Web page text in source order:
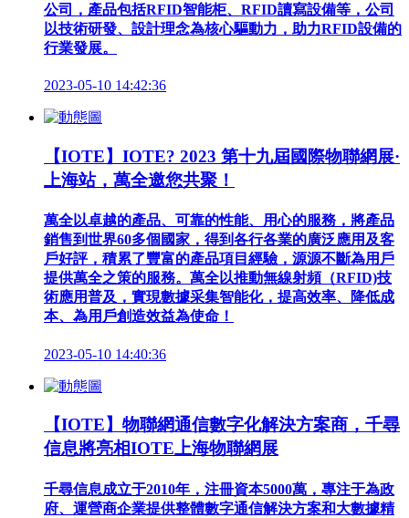
公司，產品包括RFID智能柜、RFID讀寫設備等，公司
以技術研發、設計理念為核心驅動力，助力RFID設備的
行業發展。
2023-05-10 14:42:36
【IOTE】IOTE? 2023 第十九屆國際物聯網展·
上海站，萬全邀您共聚！
萬全以卓越的產品、可靠的性能、用心的服務，將產品
銷售到世界60多個國家，得到各行各業的廣泛應用及客
戶好評，積累了豐富的產品項目經驗，源源不斷為用戶
提供萬全之策的服務。萬全以推動無線射頻（RFID)技
術應用普及，實現數據采集智能化，提高效率、降低成
本、為用戶創造效益為使命！
2023-05-10 14:40:36
【IOTE】物聯網通信數字化解決方案商，千尋
信息將亮相IOTE上海物聯網展
千尋信息成立于2010年，注冊資本5000萬，專注于為政
府、運營商企業提供整體數字通信解決方案和大數據精